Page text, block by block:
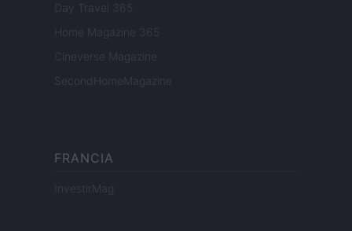
Day Travel 365
Home Magazine 365
Cineverse Magazine
SecondHomeMagazine
FRANCIA
InvestirMag